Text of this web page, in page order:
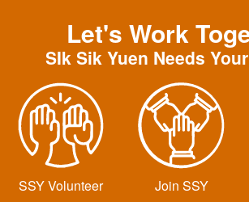
Let's Work
SIk Sik Yuen Needs
SSY Volunteer Join SSY